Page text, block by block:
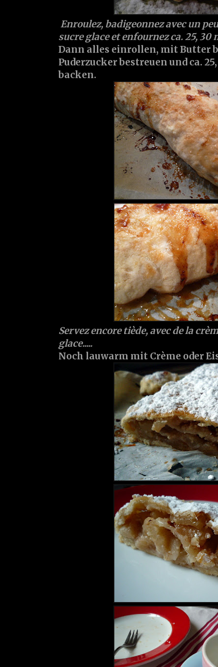
Enroulez, badigeonnez avec un
sucre glace et enfournez ca. 25, 30
Dann alles einrollen, mit Butter
Puderzucker bestreuen und ca.
backen.
Servez encore tiède, avec de la
glace.....
Noch lauwarm mit Crème oder